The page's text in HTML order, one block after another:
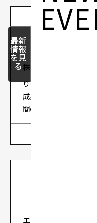
最新
情報
を見
る株式会社りそな銀行
りそなグループがRPA
成。プリザンターとの
間の削減に寄与。
エム・アイ・エス テ